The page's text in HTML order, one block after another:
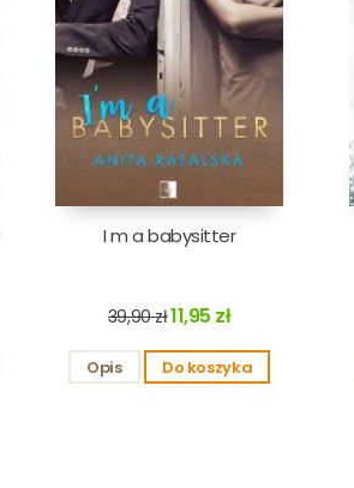
I m a babysitter
39,90 zł11,95 zł
Opis Do koszyka